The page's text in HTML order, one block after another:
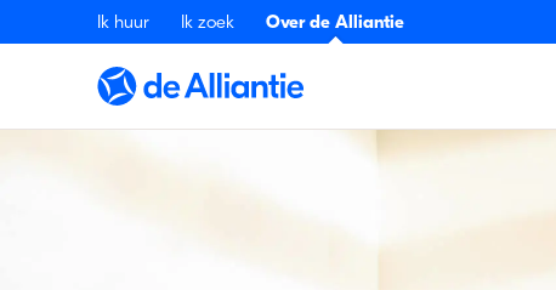
Ik huur Ik zoek Over de Alliantie